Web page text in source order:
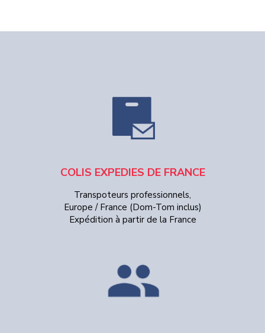
COLIS EXPEDIES DE FRANCE
Transpoteurs professionnels,
Europe / France (Dom-Tom inclus)
Expédition à partir de la France